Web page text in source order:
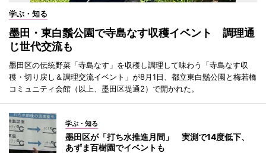
学ぶ・知る
墨田・東白鬚公園で寺島なす収穫イベント 調理通
じ世代交流も
墨田区の伝統野菜「寺島なす」を収穫し調理して味わう「寺島なす収
穫・切り戻し＆調理交流イベント」が8月1日、都立東白鬚公園と梅若橋
コミュニティ会館（以上、墨田区堤通2）で開かれた。
学ぶ・知る
墨田区が「打ち水推進月間」 実測で14度低下、
あずま百樹園でイベントも